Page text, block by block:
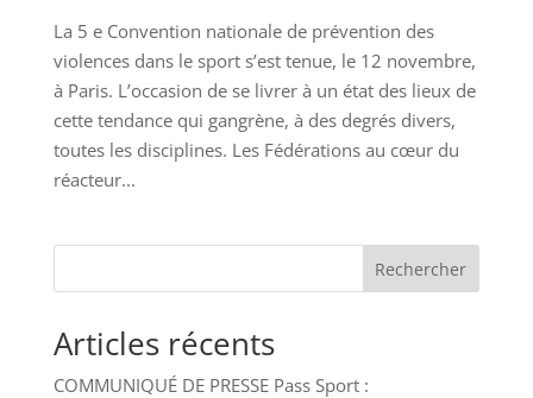
La 5 e Convention nationale de prévention des
violences dans le sport s’est tenue, le 12 novembre,
à Paris. L’occasion de se livrer à un état des lieux de
cette tendance qui gangrène, à des degrés divers,
toutes les disciplines. Les Fédérations au cœur du
réacteur...
Rechercher
Articles récents
COMMUNIQUÉ DE PRESSE Pass Sport :